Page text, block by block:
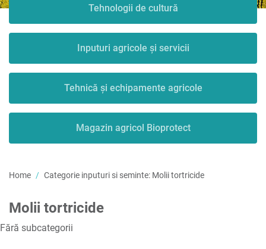
Tehnologii de cultură
Inputuri agricole și servicii
Tehnică și echipamente agricole
Magazin agricol Bioprotect
Home Categorie inputuri si seminte: Molii tortricide
Molii tortricide
Fără subcategorii